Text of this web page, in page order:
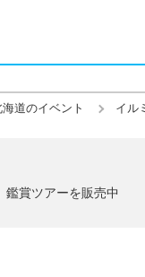
海道のイベント イル
鑑賞ツアーを販売中